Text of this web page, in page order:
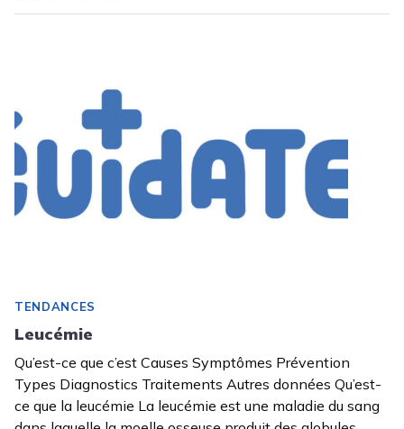
TENDANCES
Leucémie
Qu’est-ce que c’est Causes Symptômes Prévention
Types Diagnostics Traitements Autres données Qu’est-
ce que la leucémie La leucémie est une maladie du sang